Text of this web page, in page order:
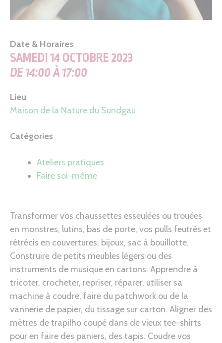
Date & Horaires
SAMEDI 14 OCTOBRE 2023
DE 14:00 À 17:00
Lieu
Maison de la Nature du Sundgau
Catégories
Ateliers pratiques
Faire soi-même
Transformer vos chaussettes esseulées ou trouées
en monstres, lutins, bas de porte, vos pulls feutrés et
rétrécis en couvertures, bijoux, sac à bouillotte.
Construire de petits meubles légers ou des
instruments de musique en cartons. Apprendre à
tricoter, crocheter, repriser, réparer, utiliser sa
machine à coudre, faire du patchwork ou de la
vannerie de papier, du tissage sur carton. Aligner des
mètres de trapilho coupé dans de vieux tee-shirts
pour en faire des paniers, des tapis. Coudre vos